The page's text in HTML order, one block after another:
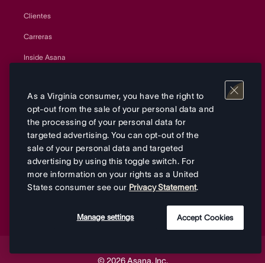
Clientes
Carreras
Inside Asana
Prensa
Relaciones con los inversores
Confianza y seguridad
Privacy
© 2026 Asana, Inc.
As a Virginia consumer, you have the right to
opt-out from the sale of your personal data and
the processing of your personal data for
targeted advertising. You can opt-out of the
sale of your personal data and targeted
advertising by using this toggle switch. For
more information on your rights as a United
States consumer see our Privacy Statement.
Manage settings Accept Cookies